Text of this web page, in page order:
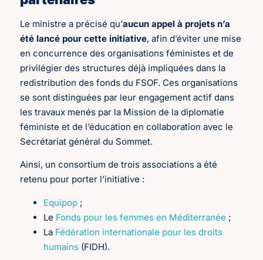
Le ministre a précisé qu’aucun appel à projets n’a
été lancé pour cette initiative, afin d’éviter une mise
en concurrence des organisations féministes et de
privilégier des structures déjà impliquées dans la
redistribution des fonds du FSOF. Ces organisations
se sont distinguées par leur engagement actif dans
les travaux menés par la Mission de la diplomatie
féministe et de l’éducation en collaboration avec le
Secrétariat général du Sommet.
Ainsi, un consortium de trois associations a été
retenu pour porter l’initiative :
Equipop ;
Le Fonds pour les femmes en Méditerranée ;
La Fédération internationale pour les droits
humains (FIDH).